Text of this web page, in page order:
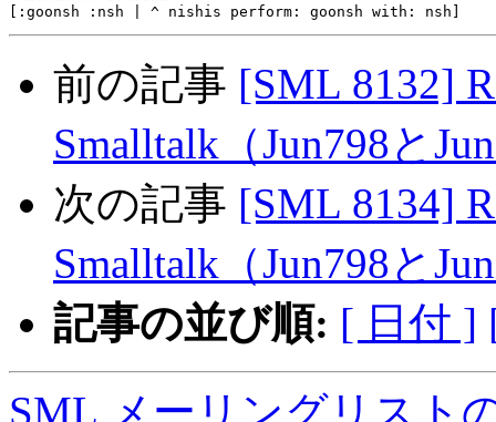
前の記事 [SML 8132]
Smalltalk（Jun798と
次の記事 [SML 8134]
Smalltalk（Jun798と
記事の並び順: [ 日付 ]
SML メーリングリスト